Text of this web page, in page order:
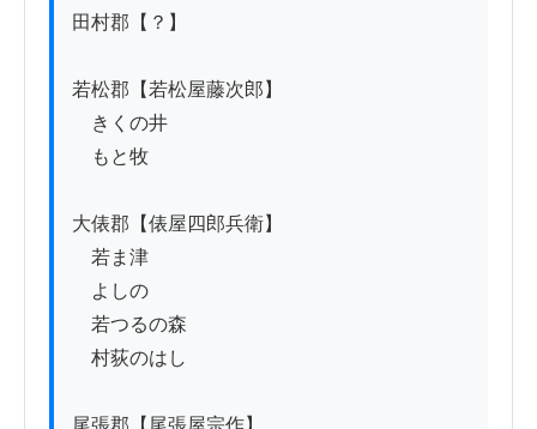
田村郡【？】
若松郡【若松屋藤次郎】
きくの井
もと牧
大俵郡【俵屋四郎兵衛】
若ま津
よしの
若つるの森
村荻のはし
尾張郡【尾張屋宗作】